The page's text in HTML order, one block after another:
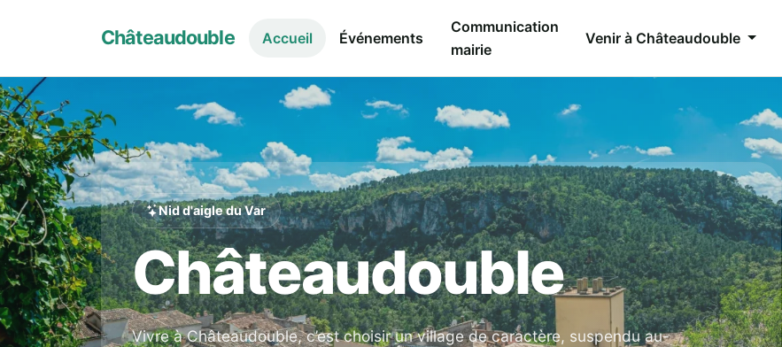
Châteaudouble Accueil Événements
Communication
mairie
Venir à Châteaudouble
Nid d'aigle du Var
Châteaudouble
Vivre à Châteaudouble, c’est choisir un village de caractère, suspendu au-